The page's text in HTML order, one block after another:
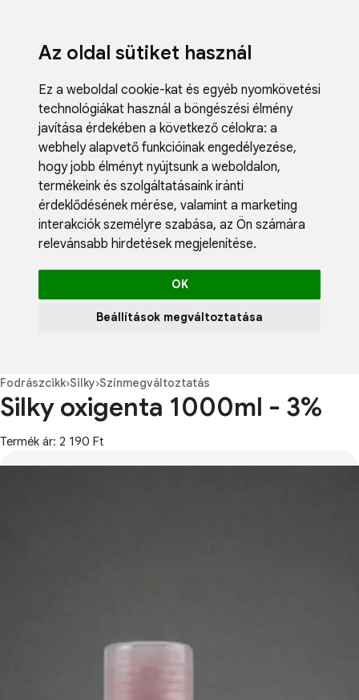
Az oldal sütiket használ
Ez a weboldal cookie-kat és egyéb nyomkövetési
technológiákat használ a böngészési élmény
javítása érdekében a következő célokra: a
webhely alapvető funkcióinak engedélyezése,
hogy jobb élményt nyújtsunk a weboldalon,
termékeink és szolgáltatásaink iránti
érdeklődésének mérése, valamint a marketing
interakciók személyre szabása, az Ön számára
relevánsabb hirdetések megjelenítése.
OK
Beállítások megváltoztatása
Blog
Fodrászcikk›Silky›Színmegváltoztatás
Silky oxigenta 1000ml - 3%
Termék ár: 2 190 Ft